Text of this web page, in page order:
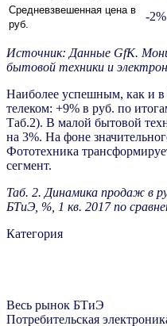
Средневзвешенная цена в
руб.
-2%
Источник: Данные GfK.
бытовой техники и
Наиболее успешным, как и в
телеком: +9% в руб. по
Таб.2). В малой бытовой
на 3%. На фоне
Фототехника
сегмент.
Таб. 2. Динамика продаж в
БТиЭ, %, 1 кв. 2017 по
Категория
Весь рынок БТиЭ
Потребительская